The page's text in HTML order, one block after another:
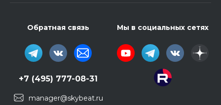
Обратная связь
+7 (495) 777-08-31
manager@skybeat.ru
Мы в социальных сетях